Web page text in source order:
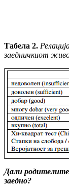
Табела 2.
заедничкиот
Дали
заедно?